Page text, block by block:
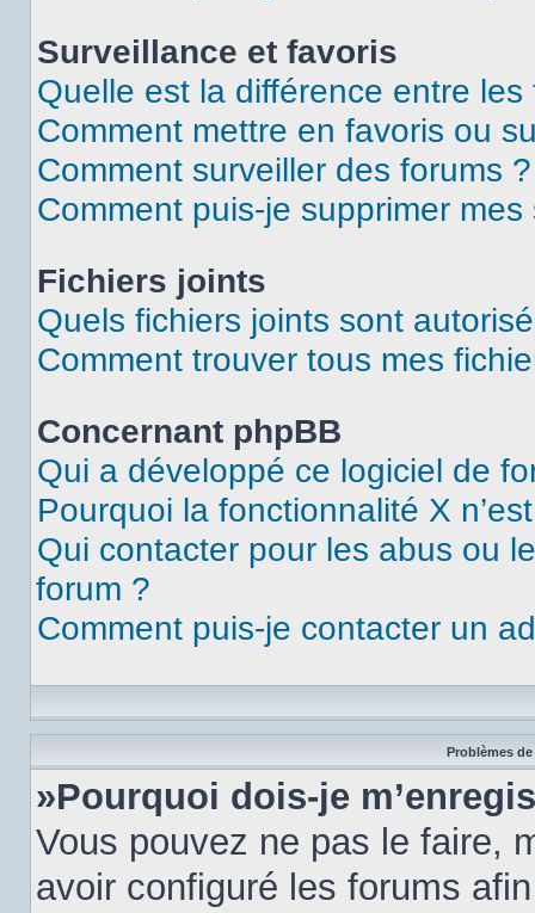
Surveillance et favoris
Quelle est la différence entre
Comment mettre en favoris ou
Comment surveiller des forums ?
Comment puis-je supprimer
Fichiers joints
Quels fichiers joints sont
Comment trouver tous mes
Concernant phpBB
Qui a développé ce logiciel de
Pourquoi la fonctionnalité X
Qui contacter pour les abus ou
forum ?
Comment puis-je contacter un
Problèmes
»Pourquoi dois-je
Vous pouvez ne pas le faire,
avoir configuré les forums